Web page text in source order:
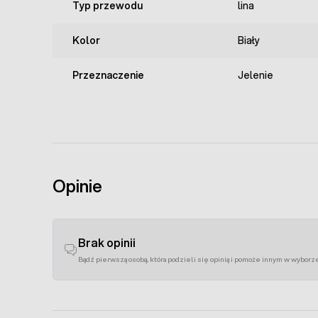
Typ przewodu lina
Kolor Biały
Przeznaczenie Jelenie
Opinie
Brak opinii
Bądź pierwszą osobą, która podzieli się opinią i pomoże innym w